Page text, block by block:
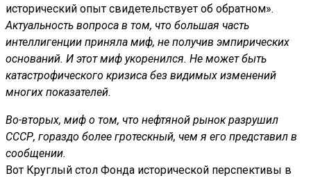
исторический опыт свидетельствует об обратном».
Актуальность вопроса в том, что большая часть
интеллигенции приняла миф, не получив эмпирических
оснований. И этот миф укоренился. Не может быть
катастрофического кризиса без видимых изменений
многих показателей.
Во-вторых, миф о том, что нефтяной рынок разрушил
СССР, гораздо более гротескный, чем я его представил в
сообщении.
Вот Круглый стол Фонда исторической перспективы в